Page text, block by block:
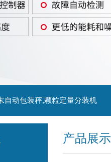
自动包装秤,颗粒定量分装机
产品展示